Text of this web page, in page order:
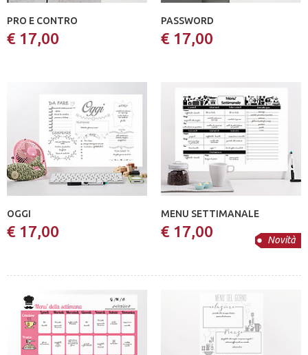
PRO E CONTRO
€ 17,00
PASSWORD
€ 17,00
OGGI
€ 17,00 Novità
MENU SETTIMANALE
€ 17,00